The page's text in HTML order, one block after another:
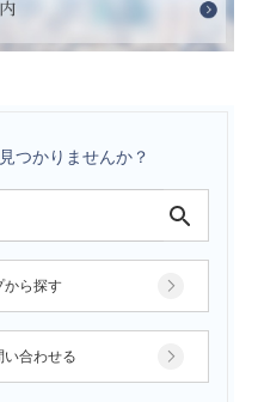
つかりませんか？
から探す
い合わせる